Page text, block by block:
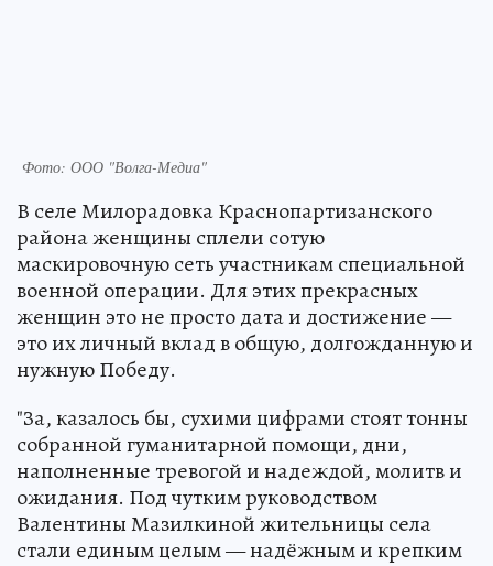
Фото: ООО "Волга-Медиа"
В селе Милорадовка Краснопартизанского
района женщины сплели сотую
маскировочную сеть участникам специальной
военной операции. Для этих прекрасных
женщин это не просто дата и достижение —
это их личный вклад в общую, долгожданную и
нужную Победу.
"За, казалось бы, сухими цифрами стоят тонны
собранной гуманитарной помощи, дни,
наполненные тревогой и надеждой, молитв и
ожидания. Под чутким руководством
Валентины Мазилкиной жительницы села
стали единым целым — надёжным и крепким